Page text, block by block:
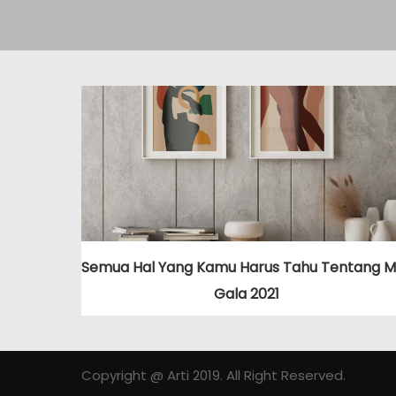
Semua Hal Yang Kamu Harus Tahu Tentang
Gala 2021
Copyright @ Arti 2019. All Right Reserved.